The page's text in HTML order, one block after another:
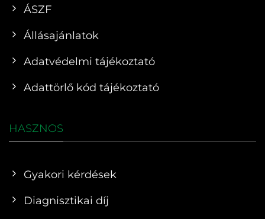
ÁSZF
Állásajánlatok
Adatvédelmi tájékoztató
Adattörlő kód tájékoztató
HASZNOS
Gyakori kérdések
Diagnisztikai díj